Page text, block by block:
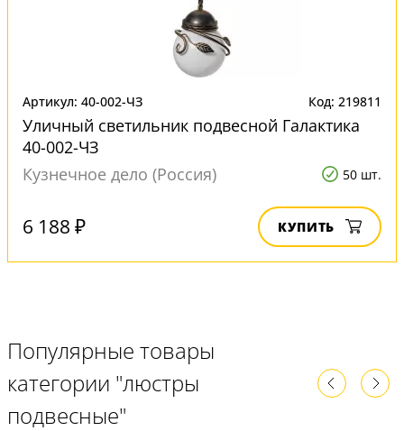
Артикул: 40-002-ЧЗ Код: 219811
Уличный светильник подвесной Галактика
40-002-ЧЗ
Кузнечное дело (Россия)
50 шт.
6 188 ₽ КУПИТЬ
Популярные товары
категории "люстры
подвесные"